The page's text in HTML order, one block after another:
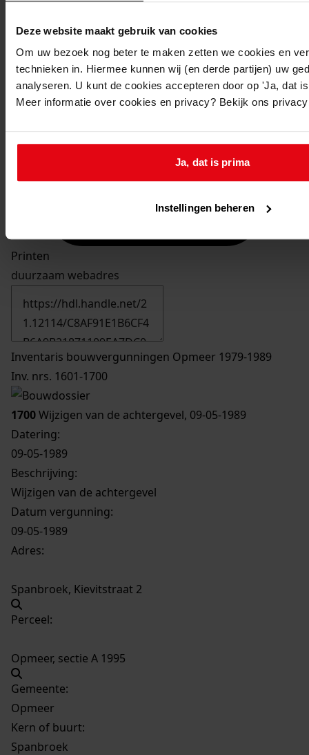
Deze website maakt gebruik van cookies
Om uw bezoek nog beter te maken zetten we cookies en
technieken in. Hiermee kunnen wij (en derde partijen) uw
analyseren. U kunt de cookies accepteren door op 'Ja, dat
Meer informatie over cookies en privacy? Bekijk ons
Ja, dat is prima
Instellingen beheren
Printen
duurzaam webadres
Inventaris bouwvergunningen Opmeer 1979-1989
Inv. nrs. 1601-1700
1700Wijzigen van de achtergevel, 09-05-1989
Datering:
09-05-1989
Beschrijving:
Wijzigen van de achtergevel
Datum vergunning:
09-05-1989
Adres:
Spanbroek, Kievitstraat 2
Perceel:
Opmeer, sectie A 1995
Gemeente:
Opmeer
Kern of buurt:
Spanbroek